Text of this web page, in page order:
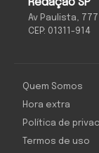
Redação SP
Av Paulista,
CEP: 01311-914
Quem Somos
Hora extra
Política de
Termos de uso